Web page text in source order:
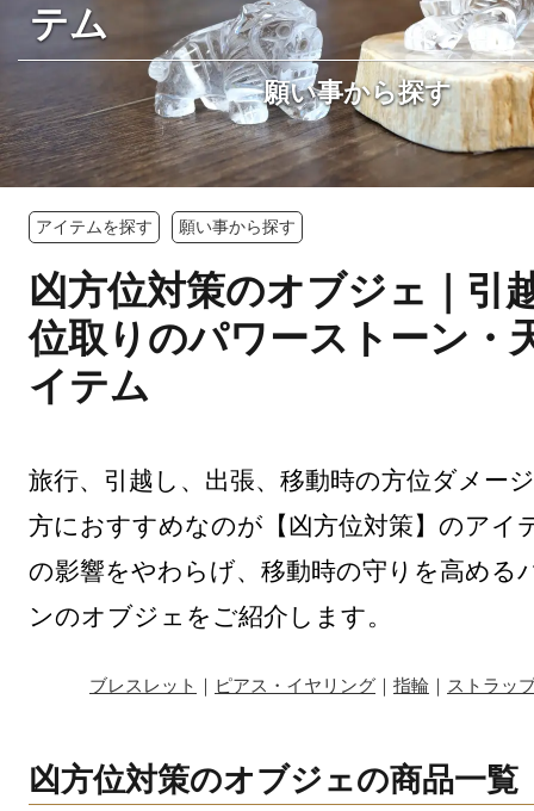
テム
願い事から探す
アイテムを探す 願い事から探す
凶方位対策のオブジェ｜引
位取りのパワーストーン・
イテム
旅行、引越し、出張、移動時の方位ダメー
方におすすめなのが【凶方位対策】のアイ
の影響をやわらげ、移動時の守りを高める
ンのオブジェをご紹介します。
ブレスレット ｜ ピアス・イヤリング ｜ 指輪 ｜ ストラッ
凶方位対策のオブジェの商品一覧